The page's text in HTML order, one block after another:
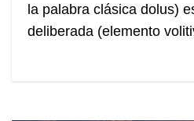
la palabra clásica dolus)
deliberada (elemento